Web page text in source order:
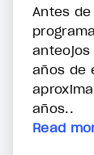
Antes
anteojos
años de
años..
Read